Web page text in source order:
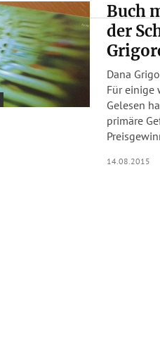
Buch
der
Dana
Für einige
Gelesen
primäre
14.08.2015